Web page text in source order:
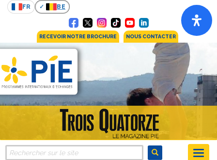
FR BE
RECEVOIR NOTRE BROCHURE NOUS CONTACTER